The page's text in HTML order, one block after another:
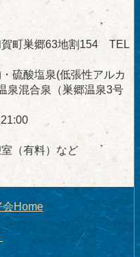
町巣郷63地割154 TEL
硫酸塩泉(低張性アルカ
泉混合泉（巣郷温泉3号
（有料）など
会Home